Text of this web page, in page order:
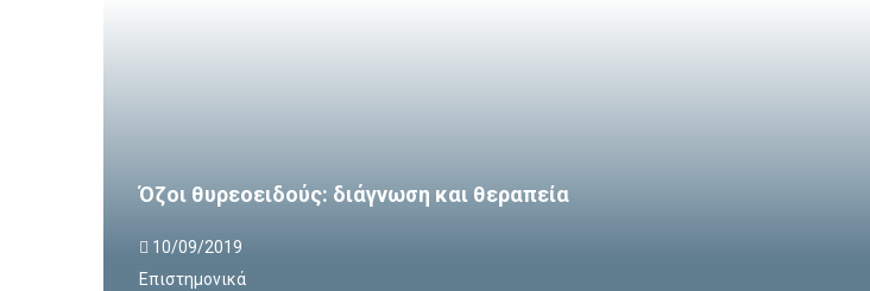
Όζοι θυρεοειδούς: διάγνωση και θεραπεία
10/09/2019
Επιστημονικά